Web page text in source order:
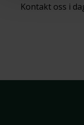
Kontakt oss i